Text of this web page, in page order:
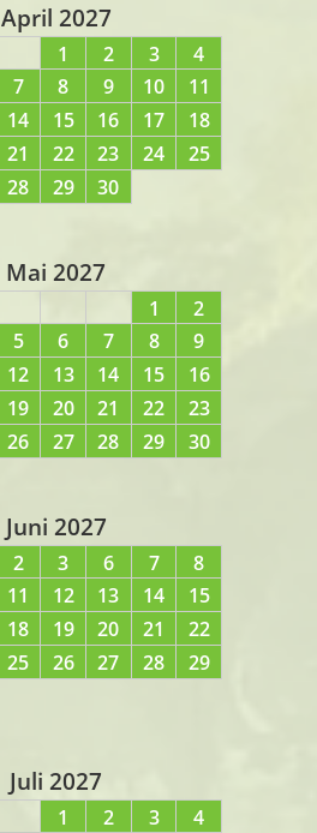
April 2027
1 2 3
4
7 8 9 10
11
14 15 16 17
18
21 22 23 24
25
28 29 30
Mai 2027
1
2
5 6 7 8
9
12 13 14 15
16
19 20 21 22
23
26 27 28 29
30
Juni 2027
2 3 6 7
8
11 12 13 14
15
18 19 20 21
22
25 26 27 28
29
Juli 2027
1 2 3
4